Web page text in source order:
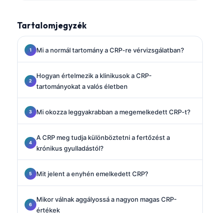
Tartalomjegyzék
Mi a normál tartomány a CRP-re vérvizsgálatban?
Hogyan értelmezik a klinikusok a CRP-
tartományokat a valós életben
Mi okozza leggyakrabban a megemelkedett CRP-t?
A CRP meg tudja különböztetni a fertőzést a
krónikus gyulladástól?
Mit jelent a enyhén emelkedett CRP?
Mikor válnak aggályossá a nagyon magas CRP-
értékek